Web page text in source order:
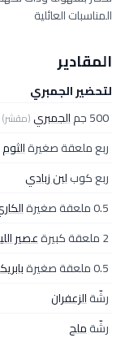
المناسبات العائلية
المقادير
لتحضير الجمبري
500 جم
الجمبري(مقشر)
ربع ملعقة صغيرةالثوم
ربع كوبلبن زبادي
0.5 ملعقة صغيرة
2 ملعقة كبيرة
عصير
0.5 ملعقة صغيرة
رشّةالزعفران
رشّةملح